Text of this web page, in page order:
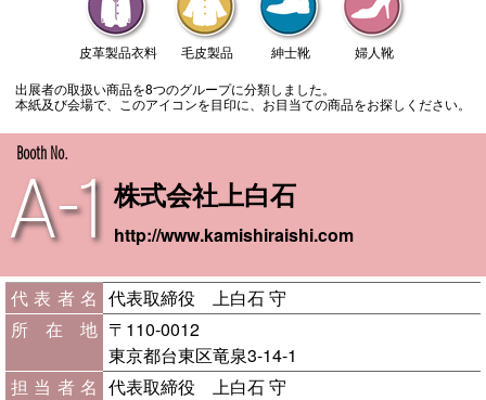
皮革製品衣料 毛皮製品 紳士靴
婦人靴
出展者の取扱い商品を8つのグループに分類しました。
本紙及び会場で、このアイコンを目印に、お目当ての商品をお探しください。
Booth No.
A-1 株式会社上白石
http://www.kamishiraishi.com
代表者名 代表取締役 上白石 守
所在地 〒110-0012
東京都台東区竜泉3-14-1
担当者名 代表取締役 上白石 守